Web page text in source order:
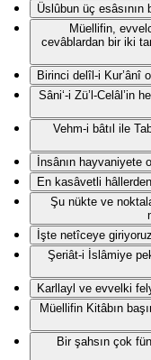
Üslûbun üç esâsının
Müellifin,
cevâblardan bir iki
Birinci delîl-i Kur’ânî
Sâni‘-i Zü’l-Celâl’in
Vehm-i bâtıl ile
İnsânın hayvaniyete
En kasâvetli
Şu nükte ve
İşte netîceye giriyoruz
Şeriât-i İslâmiye
Karllayl ve evvelki
Müellifin Kitâbın
Bir şahsın çok